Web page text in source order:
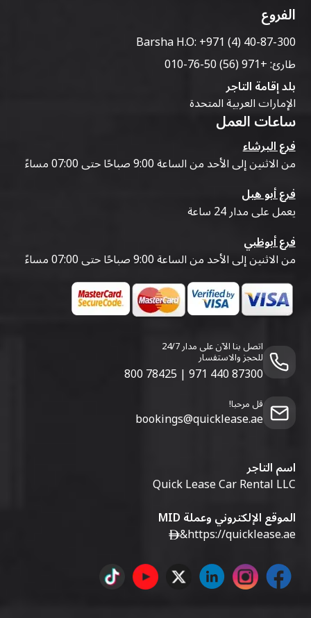
الفروع
Barsha H.O:+971 (4) 40-87-300
طارئ:+971 (56) 50-76-010
بلد إقامة التاجر
الإمارات العربية المتحدة
ساعات العمل
فرع البرشاء
من الاثنين إلى الأحد من الساعة 9:00 صباحًا حتى 07:00 مساءً
فرع أبو هيل
يعمل على مدار 24 ساعة
فرع أبوظبي
من الاثنين إلى الأحد من الساعة 9:00 صباحًا حتى 07:00 مساءً
اتصل بنا الآن على مدار 24/7
للحجز والاستفسار
800 78425 | 971 440 87300
قل مرحبا!
bookings@quicklease.ae
اسم التاجر
Quick Lease Car Rental LLC
الموقع الإلكتروني وعملة MID
https://quicklease.ae
&